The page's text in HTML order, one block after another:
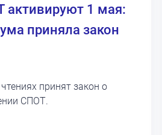
активируют 1 мая:
приняла закон
принят закон о
СПОТ.